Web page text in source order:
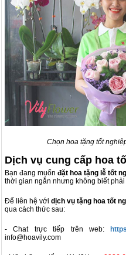
Chọn hoa tặng tốt
Dịch vụ cung cấp hoa
Bạn đang muốn đặt hoa tặng lễ tốt
thời gian ngắn nhưng không biết
Để liên hệ với dịch vụ tặng hoa tốt
qua cách thức sau:
- Chat trực tiếp trên web:
info@hoavily.com